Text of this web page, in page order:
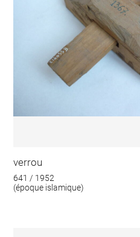
verrou
641 / 1952
(époque islamique)